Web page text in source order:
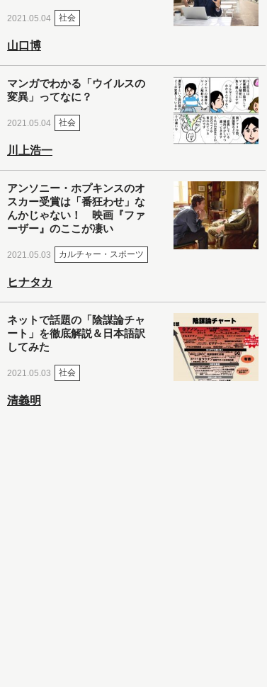
2021.05.04 社会
山口博
マンガでわかる「ウイルスの
変異」ってなに？
2021.05.04 社会
川上浩一
アンソニー・ホプキンスのオ
スカー受賞は「番狂わせ」な
んかじゃない！ 映画『ファ
ーザー』のここが凄い
2021.05.03 カルチャー・スポーツ
ヒナタカ
ネットで話題の「陰謀論チャ
ート」を徹底解説＆日本語訳
してみた
2021.05.03 社会
清義明